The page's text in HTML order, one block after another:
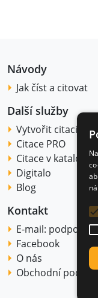
Návody
Jak číst a citovat
Další služby
Vytvořit citaci
Citace PRO
Citace v katalogu
Digitalo
Blog
Kontakt
E-mail:
Facebook
O nás
Obchodní